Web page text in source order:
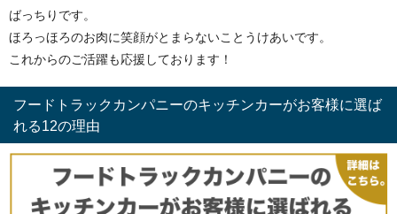
ばっちりです。
ほろっほろのお肉に笑顔がとまらないことうけあいです。
これからのご活躍も応援しております！
フードトラックカンパニーのキッチンカーがお客様に選ば
れる12の理由